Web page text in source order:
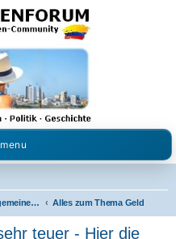
Visum in Kolumbien und Venezuela.
Festland | Allgemeine Fragen Alles zum Thema Geld
teuer - Hier die